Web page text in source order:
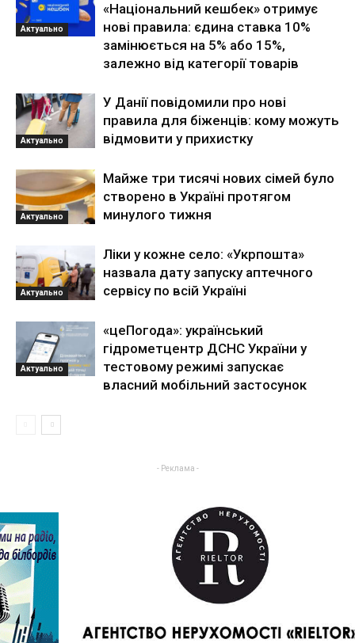
Актуально
«Національний кешбек» отримує
нові правила: єдина ставка 10%
замінюється на 5% або 15%,
залежно від категорії товарів
Актуально
У Данії повідомили про нові
правила для біженців: кому можуть
відмовити у прихистку
Актуально
Майже три тисячі нових сімей було
створено в Україні протягом
минулого тижня
Актуально
Ліки у кожне село: «Укрпошта»
назвала дату запуску аптечного
сервісу по всій Україні
Актуально
«цеПогода»: український
гідрометцентр ДСНС України у
тестовому режимі запускає
власний мобільний застосунок
- Реклама -